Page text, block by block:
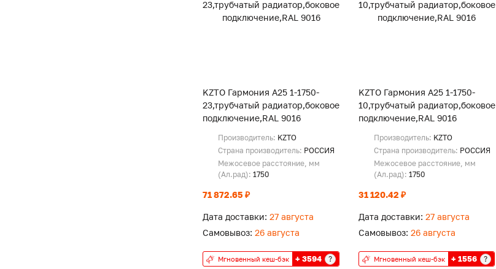
KZTO Гармония А25 1-1750-
23,трубчатый радиатор,боковое
подключение,RAL 9016
Производитель: KZTO
Страна производитель: РОССИЯ
Межосевое расстояние, мм
(Ал.рад): 1750
71 872.65 ₽
Дата доставки: 27 августа
Самовывоз: 26 августа
Мгновенный кеш-бэк + 3594 ?
KZTO Гармония А25 1-1750-
10,трубчатый радиатор,боковое
подключение,RAL 9016
Производитель: KZTO
Страна производитель: РОССИЯ
Межосевое расстояние, мм
(Ал.рад): 1750
31 120.42 ₽
Дата доставки: 27 августа
Самовывоз: 26 августа
Мгновенный кеш-бэк + 1556 ?